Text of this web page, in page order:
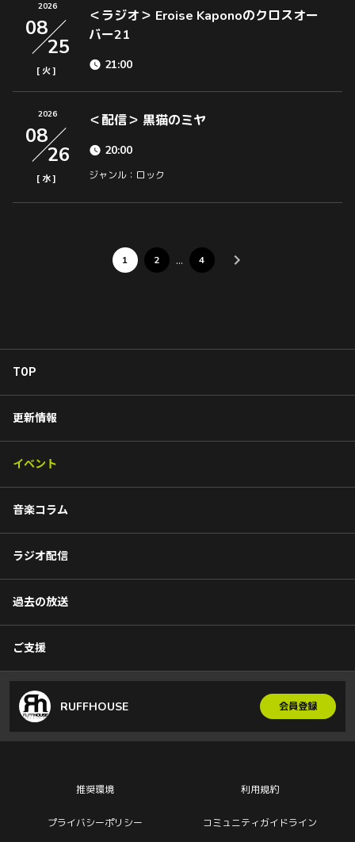
2026
08
25
[ 火]
＜ラジオ＞ Eroise Kaponoのクロスオー
バー21
21:00
2026
08
26
[ 水]
＜配信＞ 黒猫のミヤ
20:00
ジャンル：ロック
1 2 … 4
TOP
更新情報
イベント
音楽コラム
ラジオ配信
過去の放送
ご支援
RUFFHOUSE 会員登録
推奨環境 利用規約
プライバシーポリシー コミュニティガイドライン